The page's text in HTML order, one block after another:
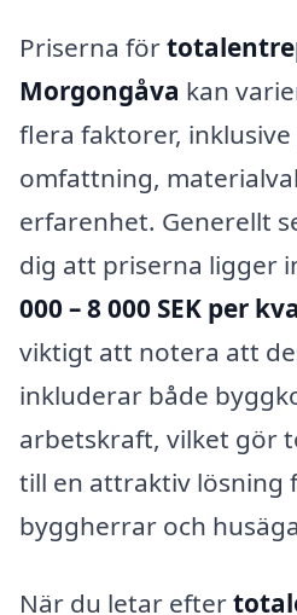
Priserna för
Morgongåva kan
flera faktorer,
omfattning,
erfarenhet. Generellt
dig att priserna ligger
000 – 8 000 SEK per
viktigt att notera att
inkluderar både
arbetskraft, vilket gör
till en attraktiv lösning
byggherrar och
När du letar efter